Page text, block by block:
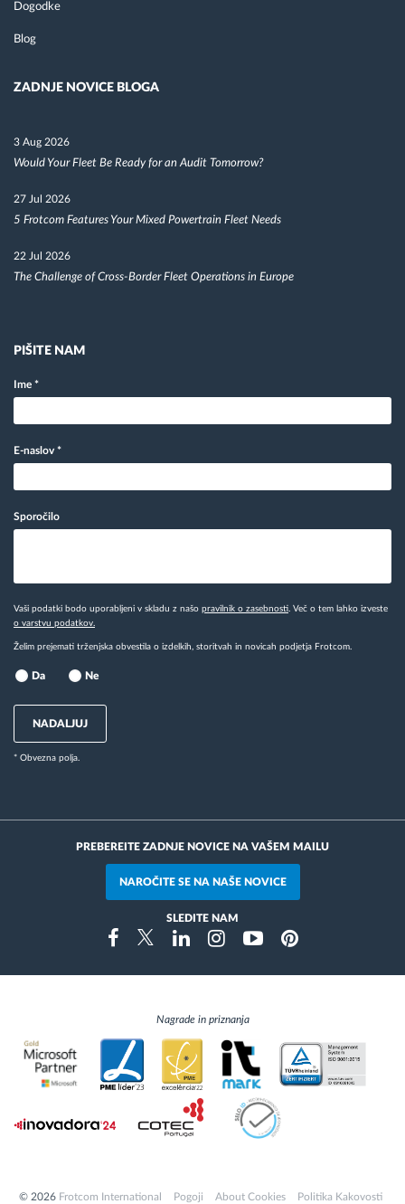
Dogodke
Blog
ZADNJE NOVICE BLOGA
3 Aug 2026
Would Your Fleet Be Ready for an Audit Tomorrow?
27 Jul 2026
5 Frotcom Features Your Mixed Powertrain Fleet Needs
22 Jul 2026
The Challenge of Cross-Border Fleet Operations in Europe
PIŠITE NAM
Ime *
E-naslov *
Sporočilo
Vaši podatki bodo uporabljeni v skladu z našo pravilnik o zasebnosti. Več o tem lahko izveste
o varstvu podatkov.
Želim prejemati trženjska obvestila o izdelkih, storitvah in novicah podjetja Frotcom.
Da Ne
NADALJUJ
* Obvezna polja.
PREBEREITE ZADNJE NOVICE NA VAŠEM MAILU
NAROČITE SE NA NAŠE NOVICE
SLEDITE NAM
FacebookTwitterLinkedinInstragramYoutubePinterest
Nagrade in priznanja
© 2026 Frotcom International Pogoji About Cookies Politika Kakovosti